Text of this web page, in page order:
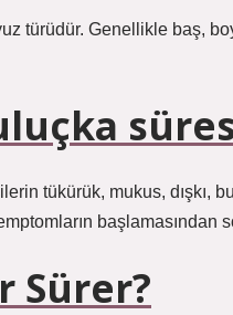
türüdür. Genellikle baş,
tükürük, mukus, dışkı,
başlamasından
Sürer?